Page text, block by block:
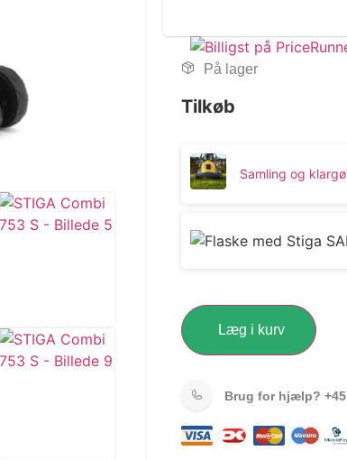
På lager
Tilkøb
Samling og
Læg i kurv
Brug for hjælp?